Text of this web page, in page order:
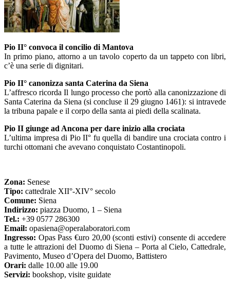
Pio II° convoca il concilio di Mantova
In primo piano, attorno a un tavolo coperto da un tappeto con libri,
c’è una serie di dignitari.
Pio II° canonizza santa Caterina da Siena
L’affresco ricorda Il lungo processo che portò alla canonizzazione di
Santa Caterina da Siena (si concluse il 29 giugno 1461): si intravede
la tribuna papale e il corpo della santa ai piedi della scalinata.
Pio II giunge ad Ancona per dare inizio alla crociata
L’ultima impresa di Pio II° fu quella di bandire una crociata contro i
turchi ottomani che avevano conquistato Costantinopoli.
Zona: Senese
Tipo: cattedrale XII°-XIV° secolo
Comune: Siena
Indirizzo: piazza Duomo, 1 – Siena
Tel.: +39 0577 286300
Email: opasiena@operalaboratori.com
Ingresso: Opas Pass €uro 20,00 (sconti estivi) consente di accedere
a tutte le attrazioni del Duomo di Siena – Porta al Cielo, Cattedrale,
Pavimento, Museo d’Opera del Duomo, Battistero
Orari: dalle 10.00 alle 19.00
Servizi: bookshop, visite guidate